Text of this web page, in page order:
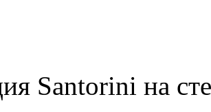
Santorini на